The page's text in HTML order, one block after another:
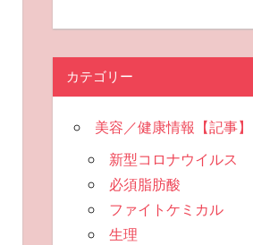
カテゴリー
美容／健康情報【記事】
新型コロナウイルス
必須脂肪酸
ファイトケミカル
生理